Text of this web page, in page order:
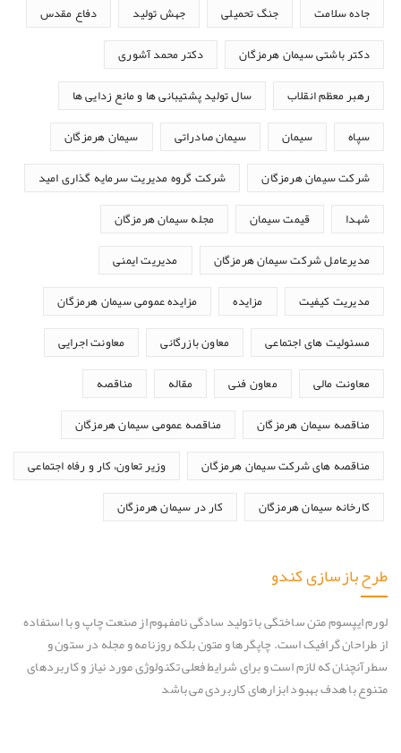
جاده سلامت جنگ تحمیلی جهش تولید دفاع مقدس
دکتر باشتی سیمان هرمزگان دکتر محمد آشوری
رهبر معظم انقلاب سال تولید پشتیبانی ها و مانع زدایی ها
سپاه سیمان سیمان صادراتی سیمان هرمزگان
شرکت سیمان هرمزگان شرکت گروه مدیریت سرمایه گذاری امید
شهدا قیمت سیمان مجله سیمان هرمزگان
مدیرعامل شرکت سیمان هرمزگان مدیریت ایمنی
مدیریت کیفیت مزایده مزایده عمومی سیمان هرمزگان
مسئولیت های اجتماعی معاون بازرگانی معاونت اجرایی
معاونت مالی معاون فنی مقاله مناقصه
مناقصه سیمان هرمزگان مناقصه عمومی سیمان هرمزگان
مناقصه های شرکت سیمان هرمزگان وزیر تعاون، کار و رفاه اجتماعی
کارخانه سیمان هرمزگان کار در سیمان هرمزگان
طرح بازسازی کندو
لورم ایپسوم متن ساختگی با تولید سادگی نامفهوم از صنعت چاپ و با استفاده
از طراحان گرافیک است. چاپگرها و متون بلکه روزنامه و مجله در ستون و
سطرآنچنان که لازم است و برای شرایط فعلی تکنولوژی مورد نیاز و کاربردهای
متنوع با هدف بهبود ابزارهای کاربردی می باشد